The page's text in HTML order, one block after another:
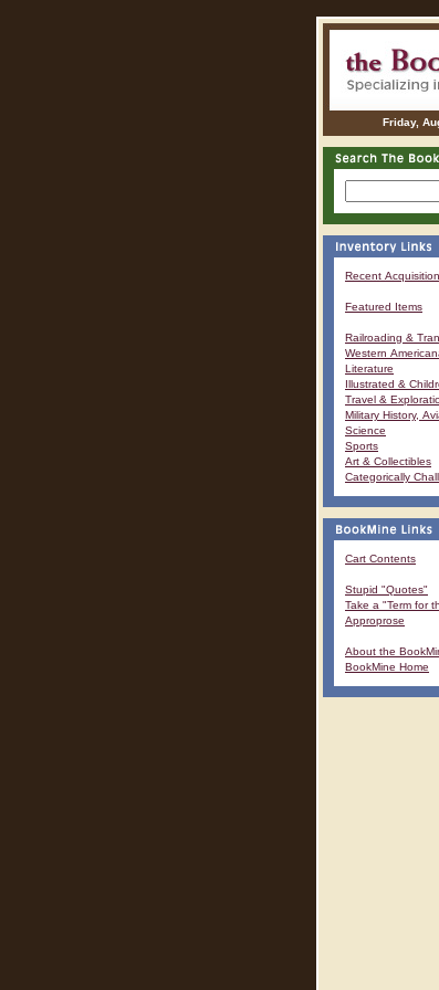
Friday,
Recent
Featured Items
Railroading &
Western
Literature
Illustrated &
Travel &
Military History,
Science
Sports
Art & Collectibles
Categorically
Cart Contents
Stupid "Quotes"
Take a "Term for
Approprose
About the
BookMine Home